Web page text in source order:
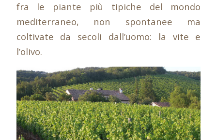
fra le piante più tipiche del mondo
mediterraneo, non spontanee ma
coltivate da secoli dall’uomo: la vite e
l’olivo.